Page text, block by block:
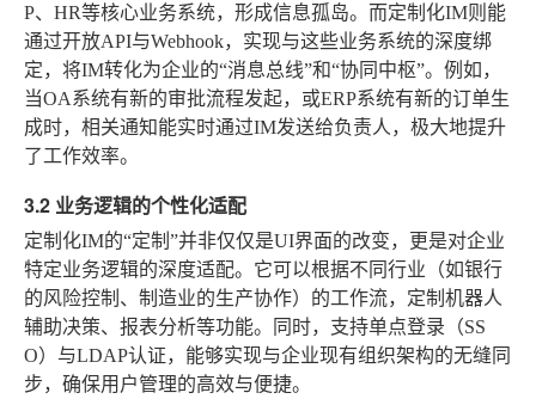
P、HR等核心业务系统，形成信息孤岛。而定制化IM则能
通过开放API与Webhook，实现与这些业务系统的深度绑
定，将IM转化为企业的“消息总线”和“协同中枢”。例如，
当OA系统有新的审批流程发起，或ERP系统有新的订单生
成时，相关通知能实时通过IM发送给负责人，极大地提升
了工作效率。
3.2 业务逻辑的个性化适配
定制化IM的“定制”并非仅仅是UI界面的改变，更是对企业
特定业务逻辑的深度适配。它可以根据不同行业（如银行
的风险控制、制造业的生产协作）的工作流，定制机器人
辅助决策、报表分析等功能。同时，支持单点登录（SS
O）与LDAP认证，能够实现与企业现有组织架构的无缝同
步，确保用户管理的高效与便捷。